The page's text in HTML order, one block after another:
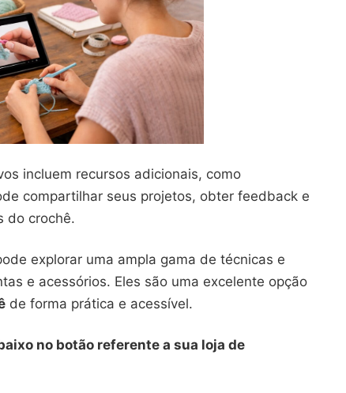
incluem recursos adicionais, como
compartilhar seus projetos, obter feedback e
do crochê.
explorar uma ampla gama de técnicas e
e acessórios. Eles são uma excelente opção
de forma prática e acessível.
no botão referente a sua loja de